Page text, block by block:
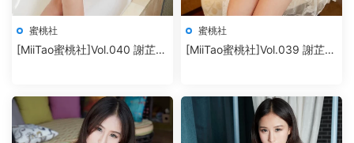
蜜桃社
[MiiTao蜜桃社]Vol.040 謝芷馨
蜜桃社
[MiiTao蜜桃社]Vol.039 謝芷馨